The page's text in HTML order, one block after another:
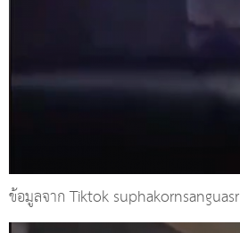
ข้อมูลจาก Tiktok suphakornsanguasr